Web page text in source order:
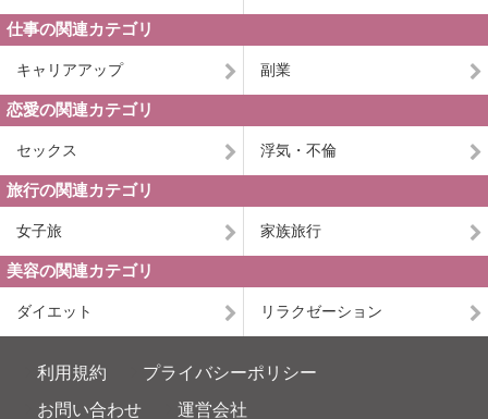
仕事の関連カテゴリ
キャリアアップ 副業
恋愛の関連カテゴリ
セックス 浮気・不倫
旅行の関連カテゴリ
女子旅 家族旅行
美容の関連カテゴリ
ダイエット リラクゼーション
利用規約
プライバシーポリシー
お問い合わせ
運営会社